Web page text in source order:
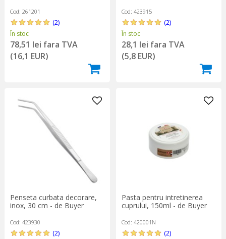
Cod: 261201
(2)
În stoc
78,51 lei fara TVA
(16,1 EUR)
Cod: 423915
(2)
În stoc
28,1 lei fara TVA
(5,8 EUR)
Penseta curbata decorare,
inox, 30 cm - de Buyer
Cod: 423930
(2)
Pasta pentru intretinerea
cuprului, 150ml - de Buyer
Cod: 420001N
(2)